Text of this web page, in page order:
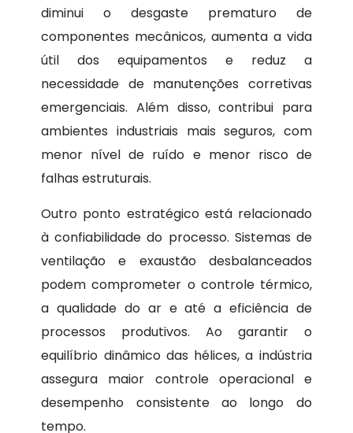
diminui o desgaste prematuro de
componentes mecânicos, aumenta a vida
útil dos equipamentos e reduz a
necessidade de manutenções corretivas
emergenciais. Além disso, contribui para
ambientes industriais mais seguros, com
menor nível de ruído e menor risco de
falhas estruturais.
Outro ponto estratégico está relacionado
à confiabilidade do processo. Sistemas de
ventilação e exaustão desbalanceados
podem comprometer o controle térmico,
a qualidade do ar e até a eficiência de
processos produtivos. Ao garantir o
equilíbrio dinâmico das hélices, a indústria
assegura maior controle operacional e
desempenho consistente ao longo do
tempo.